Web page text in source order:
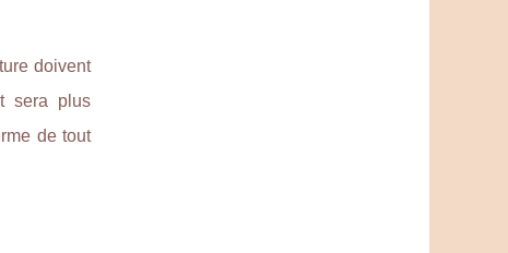
doivent
sera plus
de tout